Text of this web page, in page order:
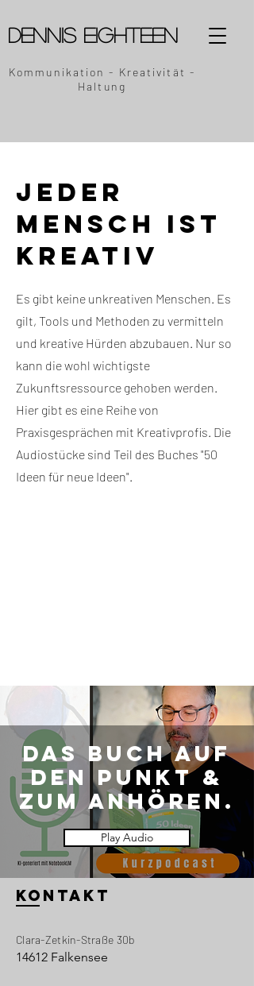
Dennis Eighteen
Kommunikation - Kreativität -
Haltung
Jeder
Mensch ist
kreativ
Es gibt keine unkreativen Menschen. Es
gilt, Tools und Methoden zu vermitteln
und kreative Hürden abzubauen. Nur so
kann die wohl wichtigste
Zukunftsressource gehoben werden.
Hier gibt es eine Reihe von
Praxisgesprächen mit Kreativprofis. Die
Audiostücke sind Teil des Buches "50
Ideen für neue Ideen".
DAS BUCH AUF
DEN PUNKT &
ZUM ANHÖREN.
Play Audio
KONTAKT
Clara-Zetkin-Straße 30b
14612 Falkensee